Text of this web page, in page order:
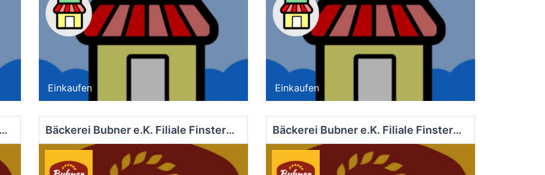
Einkaufen Einkaufen
Bäckerei Bubner e.K. Filiale Finsterwalde EDEKA Bäckerei Bubner e.K. Filiale Finsterwalde Markt Bäckerei Bubner e.K. Filiale Finsterwalde Süd